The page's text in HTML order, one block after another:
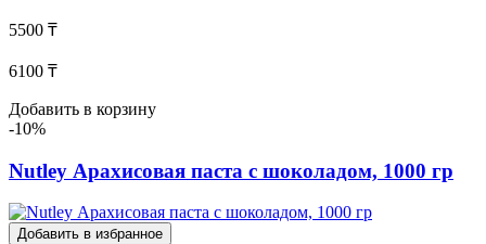
5500 ₸
6100 ₸
Добавить в корзину
-10%
Nutley Арахисовая паста с шоколадом, 1000 гр
Добавить в избранное